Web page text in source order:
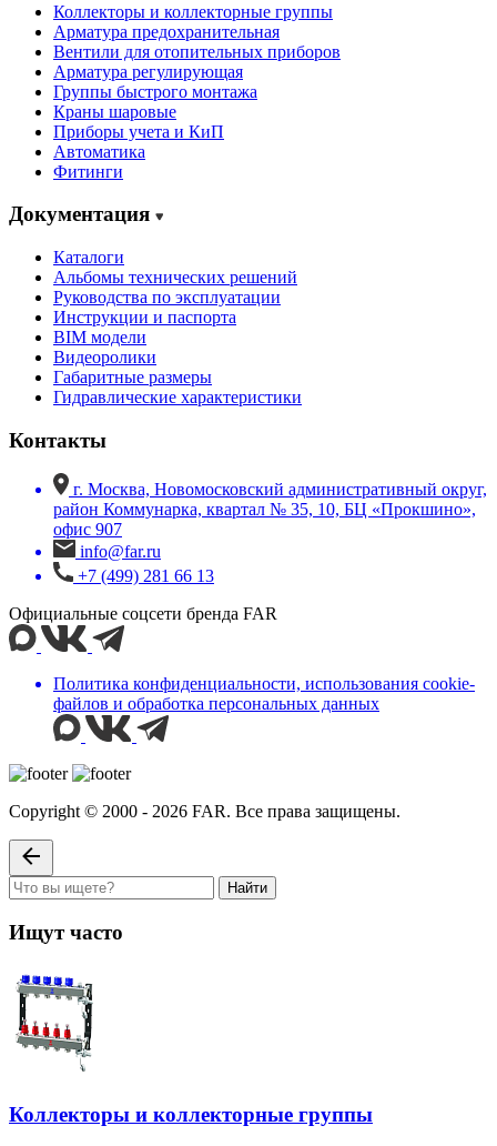
Коллекторы и коллекторные группы
Арматура предохранительная
Вентили для отопительных приборов
Арматура регулирующая
Группы быстрого монтажа
Краны шаровые
Приборы учета и КиП
Автоматика
Фитинги
Документация
Каталоги
Альбомы технических решений
Руководства по эксплуатации
Инструкции и паспорта
BIM модели
Видеоролики
Габаритные размеры
Гидравлические характеристики
Контакты
г. Москва, Новомосковский административный округ,
район Коммунарка, квартал № 35, 10, БЦ «Прокшино»,
офис 907
info@far.ru
+7 (499) 281 66 13
Официальные соцсети бренда FAR
Политика конфиденциальности, использования сookie-
файлов и обработка персональных данных
Copyright © 2000 - 2026 FAR. Все права защищены.
Найти
Ищут часто
Коллекторы и коллекторные группы